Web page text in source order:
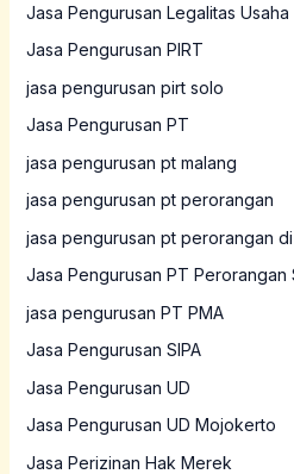
Jasa Pengurusan Legalitas Usaha
Jasa Pengurusan PIRT
jasa pengurusan pirt solo
Jasa Pengurusan PT
jasa pengurusan pt malang
jasa pengurusan pt perorangan
jasa pengurusan pt perorangan
Jasa Pengurusan PT Perorangan
jasa pengurusan PT PMA
Jasa Pengurusan SIPA
Jasa Pengurusan UD
Jasa Pengurusan UD Mojokerto
Jasa Perizinan Hak Merek